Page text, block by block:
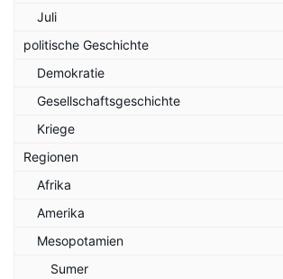
Juli
politische Geschichte
Demokratie
Gesellschaftsgeschichte
Kriege
Regionen
Afrika
Amerika
Mesopotamien
Sumer